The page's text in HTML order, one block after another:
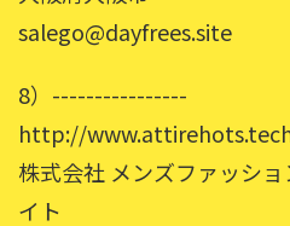
salego@dayfrees.site
8）----------------
http://
株式会社 メンズファッシ
イト